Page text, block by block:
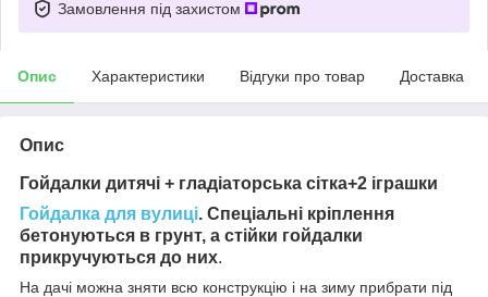
Замовлення під захистом
Опис Характеристики Відгуки про товар Доставка
Опис
Гойдалки дитячі + гладіаторська сітка+2 іграшки
Гойдалка для вулиці. Спеціальні кріплення
бетонуються в грунт, а стійки гойдалки
прикручуються до них.
На дачі можна зняти всю конструкцію і на зиму прибрати під